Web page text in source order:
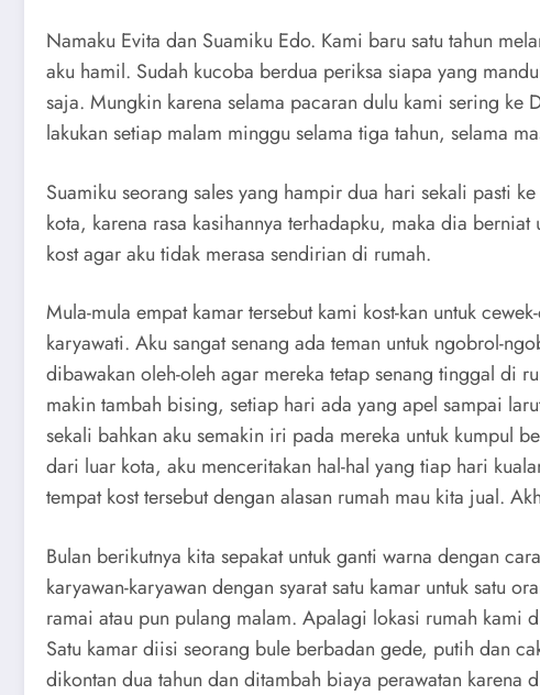
Namaku Evita dan Suamiku Edo. Kami baru satu tahun
aku hamil. Sudah kucoba berdua periksa siapa yang
saja. Mungkin karena selama pacaran dulu kami sering
lakukan setiap malam minggu selama tiga tahun, selama
Suamiku seorang sales yang hampir dua hari sekali pasti
kota, karena rasa kasihannya terhadapku, maka dia
kost agar aku tidak merasa sendirian di rumah.
Mula-mula empat kamar tersebut kami kost-kan untuk
karyawati. Aku sangat senang ada teman untuk ngobrol-
dibawakan oleh-oleh agar mereka tetap senang tinggal di
makin tambah bising, setiap hari ada yang apel sampai
sekali bahkan aku semakin iri pada mereka untuk kumpul
dari luar kota, aku menceritakan hal-hal yang tiap hari
tempat kost tersebut dengan alasan rumah mau kita jual.
Bulan berikutnya kita sepakat untuk ganti warna dengan
karyawan-karyawan dengan syarat satu kamar untuk satu
ramai atau pun pulang malam. Apalagi lokasi rumah
Satu kamar diisi seorang bule berbadan gede, putih dan
dikontan dua tahun dan ditambah biaya perawatan karena